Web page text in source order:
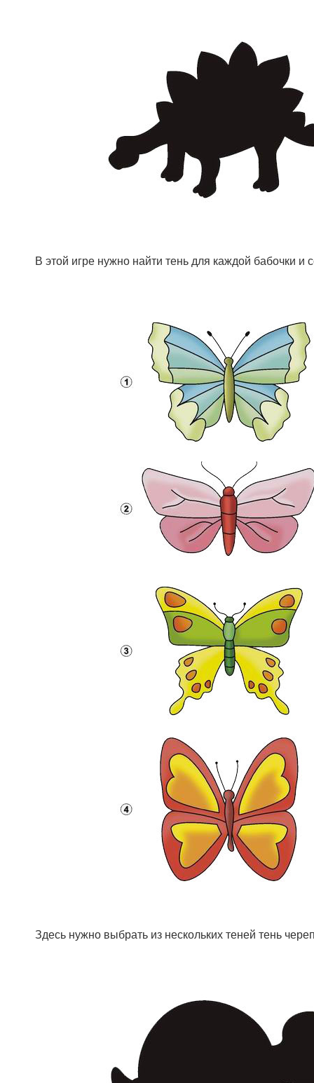
В этой игре нужно найти тень для каждой бабочки и
Здесь нужно выбрать из нескольких теней тень